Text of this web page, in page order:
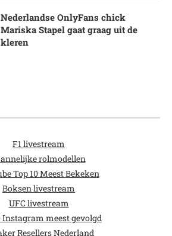
Nederlandse OnlyFans chick
Mariska Stapel gaat graag uit de
kleren
F1 livestream
rolmodellen
Top 10 Meest Bekeken
Boksen livestream
UFC livestream
Instagram meest gevolgd
Resellers Nederland